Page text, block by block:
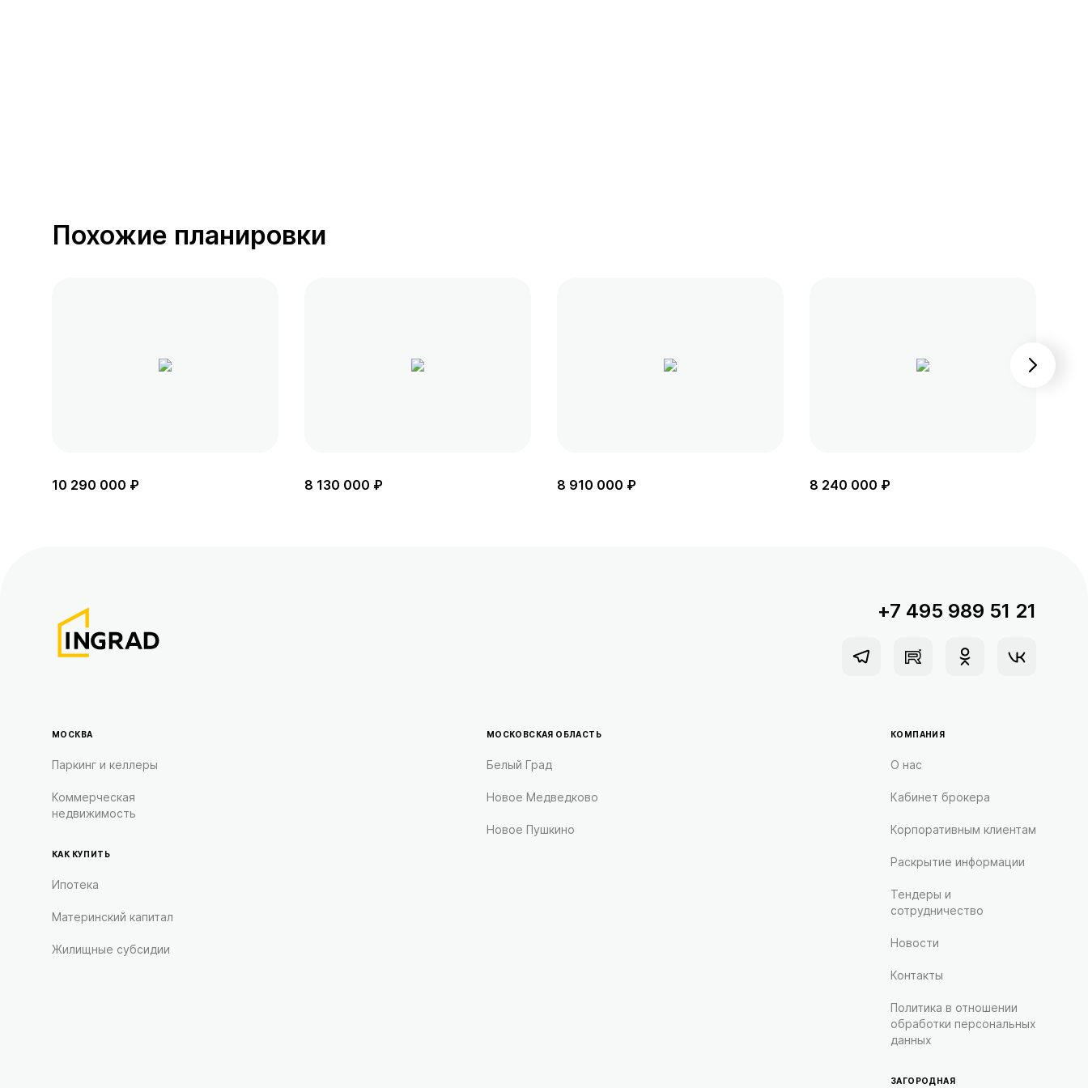
Похожие планировки
10 290 000 ₽ 8 130 000 ₽ 8 910 000 ₽ 8 240 000 ₽
+7 495 989 51 21
МОСКВА
Паркинг и келлеры
Коммерческая
недвижимость
КАК КУПИТЬ
Ипотека
Материнский капитал
Жилищные субсидии
МОСКОВСКАЯ ОБЛАСТЬ
Белый Град
Новое Медведково
Новое Пушкино
КОМПАНИЯ
О нас
Кабинет брокера
Корпоративным клиентам
Раскрытие информации
Тендеры и
сотрудничество
Новости
Контакты
Политика в отношении
обработки персональных
данных
ЗАГОРОДНАЯ